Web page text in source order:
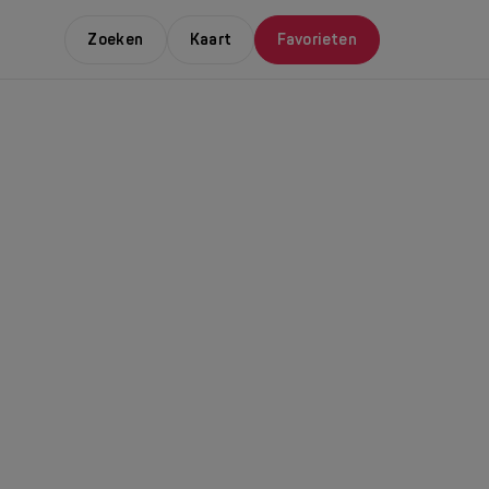
Zoeken Kaart Favorieten